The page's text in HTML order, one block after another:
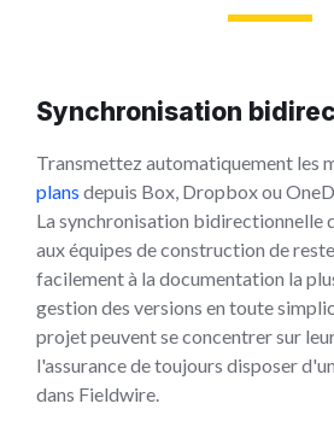
Synchronisation
Transmettez automatiquement les
plans depuis Box, Dropbox ou
La synchronisation bidirectionnelle
aux équipes de construction de
facilement à la documentation la
gestion des versions en toute
projet peuvent se concentrer sur
l'assurance de toujours disposer
dans Fieldwire.